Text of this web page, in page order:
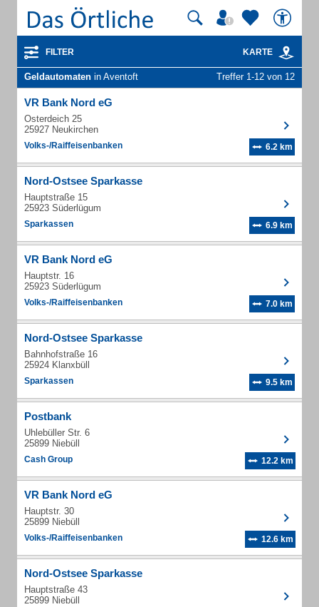
FILTER KARTE
Geldautomaten in Aventoft Treffer 1-12 von 12
VR Bank Nord eG
Osterdeich 25
25927 Neukirchen
Volks-/Raiffeisenbanken 6.2 km
Nord-Ostsee Sparkasse
Hauptstraße 15
25923 Süderlügum
Sparkassen 6.9 km
VR Bank Nord eG
Hauptstr. 16
25923 Süderlügum
Volks-/Raiffeisenbanken 7.0 km
Nord-Ostsee Sparkasse
Bahnhofstraße 16
25924 Klanxbüll
Sparkassen 9.5 km
Postbank
Uhlebüller Str. 6
25899 Niebüll
Cash Group 12.2 km
VR Bank Nord eG
Hauptstr. 30
25899 Niebüll
Volks-/Raiffeisenbanken 12.6 km
Nord-Ostsee Sparkasse
Hauptstraße 43
25899 Niebüll